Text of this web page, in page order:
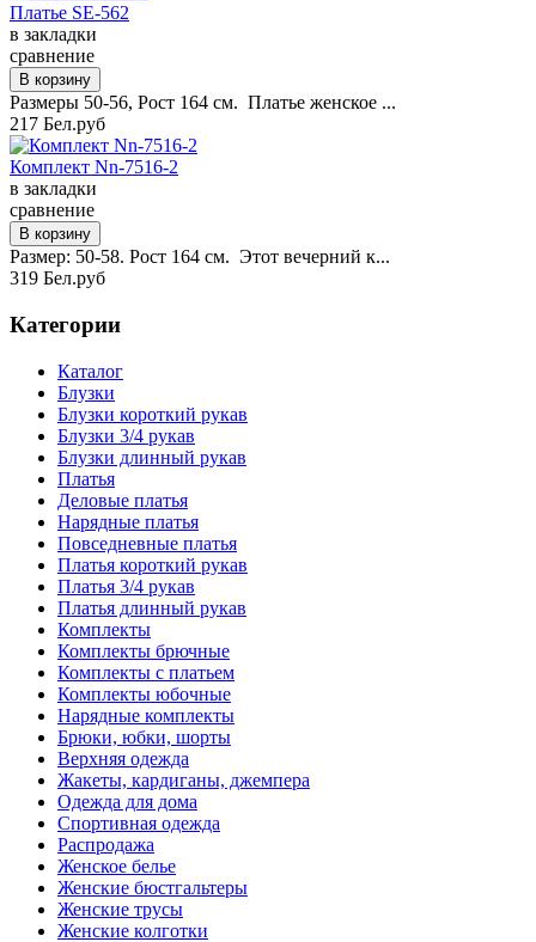
Платье SE-562
в закладки
сравнение
Размеры 50-56, Рост 164 см. Платье женское ...
217 Бел.руб
Комплект Nn-7516-2
в закладки
сравнение
Размер: 50-58. Рост 164 см. Этот вечерний к...
319 Бел.руб
Категории
Каталог
Блузки
Блузки короткий рукав
Блузки 3/4 рукав
Блузки длинный рукав
Платья
Деловые платья
Нарядные платья
Повседневные платья
Платья короткий рукав
Платья 3/4 рукав
Платья длинный рукав
Комплекты
Комплекты брючные
Комплекты с платьем
Комплекты юбочные
Нарядные комплекты
Брюки, юбки, шорты
Верхняя одежда
Жакеты, кардиганы, джемпера
Одежда для дома
Спортивная одежда
Распродажа
Женское белье
Женские бюстгальтеры
Женские трусы
Женские колготки